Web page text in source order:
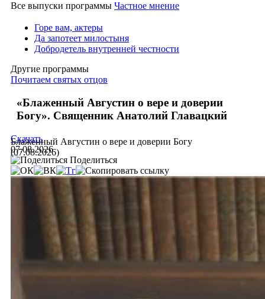
Все выпуски программы Частное мнение
Горе вам, актеры
Да запотеет милостыня
Добродетель внутренней честности
Другие программы
Почитаем святых отцов
«Блаженный Августин о вере и доверии
Богу». Священник Анатолий Главацкий
Блаженный Августин о вере и доверии Богу
(07.08.2026)
Скачать
07.08.2026
Поделиться